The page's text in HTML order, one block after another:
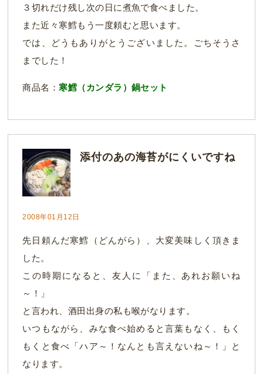
３切れだけ残し次の日に煮魚で食べました。
また近々寒鱈もう一度頼むと思います。
では、どうもありがとうございました。ごちそうさ
までした！
商品名：寒鱈（カンダラ）鍋セット
添付のあの海苔がにくいですね
2008年01月12日
先日頼んだ寒鱈（どんがら）、大変美味しく頂きま
した。
この時期になると、友人に「また、あれお願いね
～！」
と言われ、酒田出身の私も喉がなります。
いつもながら、みな食べ始めると言葉もなく、もく
もくと食べ「ハア～！なんとも言えないね～！」と
なります。